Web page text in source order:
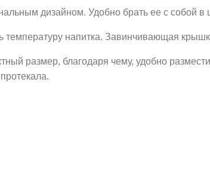
дизайном. Удобно брать ее с собой в
температуру напитка. Завинчивающая
размер, благодаря чему, удобно